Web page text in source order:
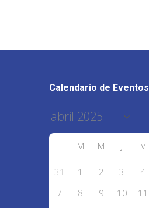
Calendario de Eventos
L M M J V
31 1 2 3 4
7
8 9 10 11